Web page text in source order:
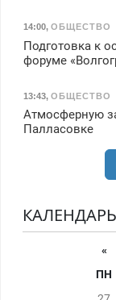
14:00, ОБЩЕСТВО
Подготовка к
форуме
13:43, ОБЩЕСТВО
Атмосферную
Палласовке
КАЛЕНДАРЬ
«
ПН